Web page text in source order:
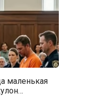
маленькая